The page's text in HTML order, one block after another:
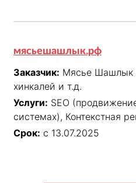
мясьешашлык.рф
Заказчик: Мясье Шашлык
хинкалей и т.д.
Услуги: SEO
системах), Контекстная
Срок: с 13.07.2025